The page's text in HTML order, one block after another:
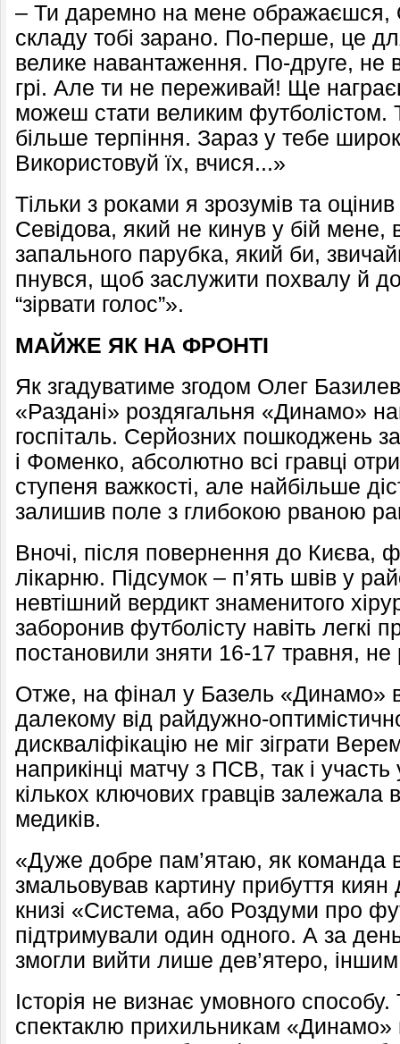
– Ти даремно на мене ображаєшся,
складу тобі зарано. По-перше, це
велике навантаження. По-друге, не
грі. Але ти не переживай! Ще
можеш стати великим футболістом.
більше терпіння. Зараз у тебе
Використовуй їх, вчися...»
Тільки з роками я зрозумів та
Севідова, який не кинув у бій мене,
запального парубка, який би,
пнувся, щоб заслужити похвалу й
“зірвати голос”».
МАЙЖЕ ЯК НА ФРОНТІ
Як згадуватиме згодом Олег
«Раздані» роздягальня «Динамо»
госпіталь. Серйозних пошкоджень
і Фоменко, абсолютно всі гравці
ступеня важкості, але найбільше
залишив поле з глибокою рваною
Вночі, після повернення до Києва,
лікарню. Підсумок – п’ять швів у
невтішний вердикт знаменитого
заборонив футболісту навіть легкі
постановили зняти 16-17 травня,
Отже, на фінал у Базель «Динамо»
далекому від райдужно-
дискваліфікацію не міг зіграти
наприкінці матчу з ПСВ, так і
кількох ключових гравців залежала
медиків.
«Дуже добре пам’ятаю, як команда
змальовував картину прибуття
книзі «Система, або Роздуми про
підтримували один одного. А за
змогли вийти лише дев’ятеро,
Історія не визнає умовного
спектаклю прихильникам